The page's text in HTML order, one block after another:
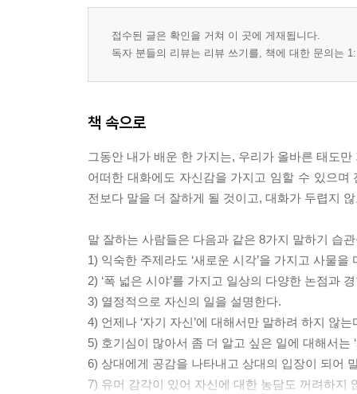
위대한 연설가들의 KISS 법칙
간결하게, 쉽게, 인상적으로
모든 질문에 답을 할 필요는 없다
토크계의 제왕도 쉼 없이 노력한다
정면돌파가 해답이 될 때도 있다
SNS 시대, 소통은 더욱 중요하다
초대하고 싶은 게스트의 조건
대화의 신이 만난 최고의 게스트
대화의 신이 만난 최악의 게스트
말이 있으면 실수가 있다
잊지 못할 최악의 실수담
어떤 상황에서도 말은 계속하라
에필로그 | 당신의 말하기는 달라야 한다
접수된 글은 확인을 거쳐 이 곳에 게재됩니다.
독자 분들의 리뷰는 리뷰 쓰기를, 책에 대한 문의는
책 속으로
그동안 내가 배운 한 가지는, 우리가 올바른 태도
어떠한 대화에도 자신감을 가지고 임할 수 있으
전보다 말을 더 잘하게 될 것이고, 대화가 두렵지
말 잘하는 사람들은 다음과 같은 8가지 말하기 습
1) 익숙한 주제라도 ‘새로운 시각’을 가지고 사물
2) ‘폭 넓은 시야’를 가지고 일상의 다양한 논점과
3) 열정적으로 자신의 일을 설명한다.
4) 언제나 ‘자기 자신’에 대해서만 말하려 하지 않는
5) 호기심이 많아서 좀 더 알고 싶은 일에 대해서는
6) 상대에게 공감을 나타내고 상대의 입장이 되어
7) 유머 감각이 있어 자신에 대한 농담도 꺼려하지